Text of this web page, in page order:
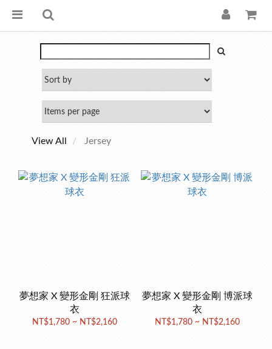
View All Jersey
夢想家 X 變形金剛 狂派球
衣
NT$1,780 ~ NT$2,160
夢想家 X 變形金剛 博派球
衣
NT$1,780 ~ NT$2,160